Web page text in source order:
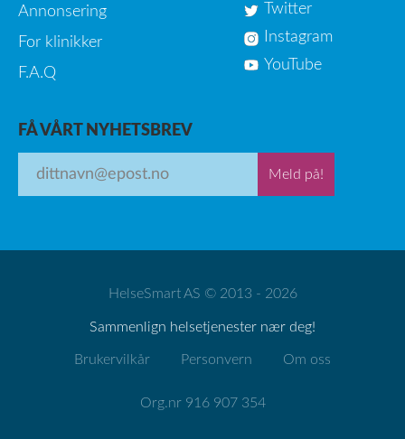
Annonsering
For klinikker
F.A.Q
Twitter
Instagram
YouTube
FÅ VÅRT NYHETSBREV
Meld på!
HelseSmart AS © 2013 - 2026
Sammenlign helsetjenester nær deg!
Brukervilkår Personvern Om oss
Org.nr 916 907 354